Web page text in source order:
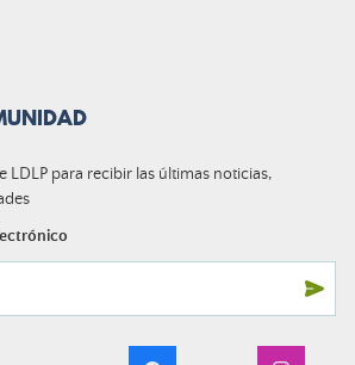
LDLP para recibir las últimas noticias,